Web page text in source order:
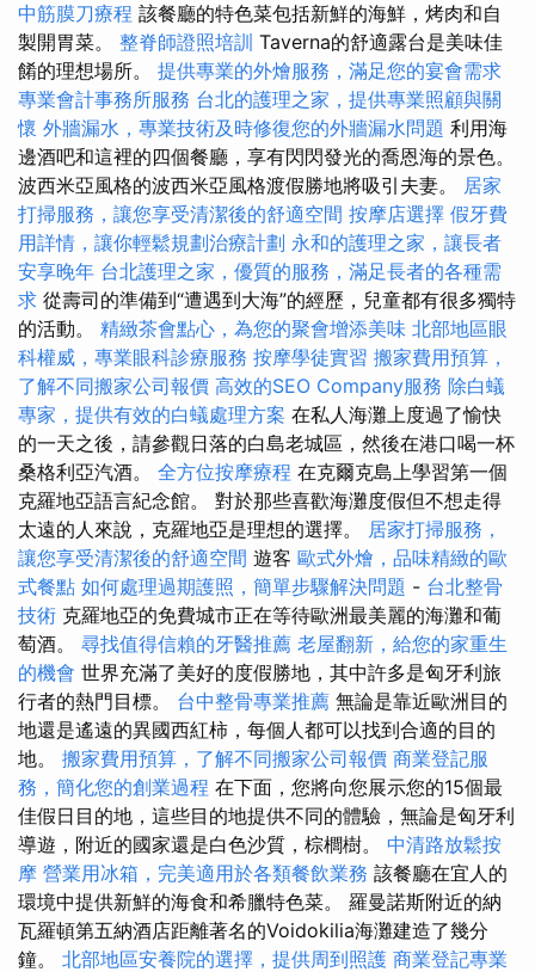
中筋膜刀療程 該餐廳的特色菜包括新鮮的海鮮，烤肉和自
製開胃菜。 整脊師證照培訓 Taverna的舒適露台是美味佳
餚的理想場所。 提供專業的外燴服務，滿足您的宴會需求
專業會計事務所服務 台北的護理之家，提供專業照顧與關
懷 外牆漏水，專業技術及時修復您的外牆漏水問題 利用海
邊酒吧和這裡的四個餐廳，享有閃閃發光的喬恩海的景色。
波西米亞風格的波西米亞風格渡假勝地將吸引夫妻。 居家
打掃服務，讓您享受清潔後的舒適空間 按摩店選擇 假牙費
用詳情，讓你輕鬆規劃治療計劃 永和的護理之家，讓長者
安享晚年 台北護理之家，優質的服務，滿足長者的各種需
求 從壽司的準備到“遭遇到大海”的經歷，兒童都有很多獨特
的活動。 精緻茶會點心，為您的聚會增添美味 北部地區眼
科權威，專業眼科診療服務 按摩學徒實習 搬家費用預算，
了解不同搬家公司報價 高效的SEO Company服務 除白蟻
專家，提供有效的白蟻處理方案 在私人海灘上度過了愉快
的一天之後，請參觀日落的白島老城區，然後在港口喝一杯
桑格利亞汽酒。 全方位按摩療程 在克爾克島上學習第一個
克羅地亞語言紀念館。 對於那些喜歡海灘度假但不想走得
太遠的人來說，克羅地亞是理想的選擇。 居家打掃服務，
讓您享受清潔後的舒適空間 遊客 歐式外燴，品味精緻的歐
式餐點 如何處理過期護照，簡單步驟解決問題 - 台北整骨
技術 克羅地亞的免費城市正在等待歐洲最美麗的海灘和葡
萄酒。 尋找值得信賴的牙醫推薦 老屋翻新，給您的家重生
的機會 世界充滿了美好的度假勝地，其中許多是匈牙利旅
行者的熱門目標。 台中整骨專業推薦 無論是靠近歐洲目的
地還是遙遠的異國西紅柿，每個人都可以找到合適的目的
地。 搬家費用預算，了解不同搬家公司報價 商業登記服
務，簡化您的創業過程 在下面，您將向您展示您的15個最
佳假日目的地，這些目的地提供不同的體驗，無論是匈牙利
導遊，附近的國家還是白色沙質，棕櫚樹。 中清路放鬆按
摩 營業用冰箱，完美適用於各類餐飲業務 該餐廳在宜人的
環境中提供新鮮的海食和希臘特色菜。 羅曼諾斯附近的納
瓦羅頓第五納酒店距離著名的Voidokilia海灘建造了幾分
鐘。 北部地區安養院的選擇，提供周到照護 商業登記專業